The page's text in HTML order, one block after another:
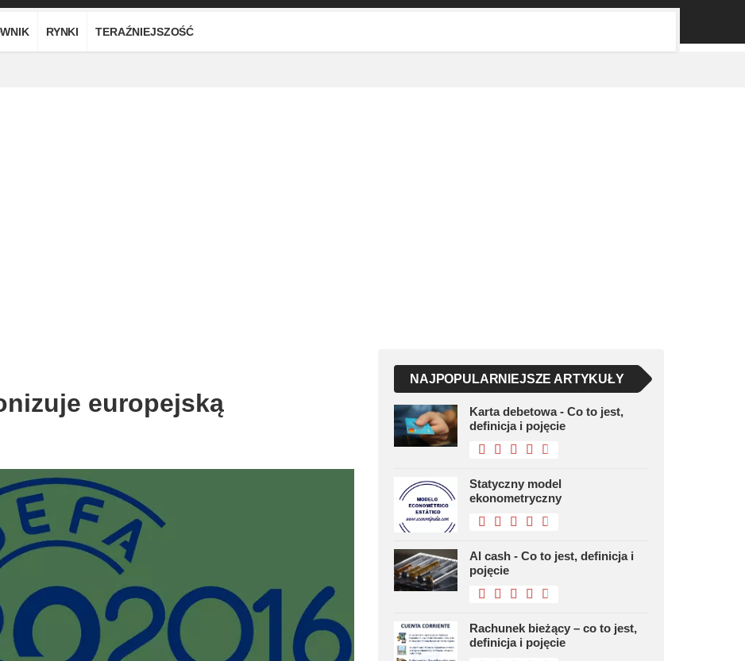
RYNKI TERAŹNIEJSZOŚĆ
europejską
NAJPOPULARNIEJSZE ARTYKUŁY
Karta debetowa - Co to jest,
definicja i pojęcie
Statyczny model
ekonometryczny
Al cash - Co to jest, definicja i
pojęcie
Rachunek bieżący – co to jest,
definicja i pojęcie